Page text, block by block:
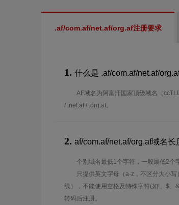
.af/com.af/net.af/org.af注册要求
1. 什么是 .af/com.af/net.af/
AF域名为阿富汗国家顶级域名（
/ .net.af / .org.af。
2. af/com.af/net.af/org.af域名
个别域名最低1个字符，一般最低2个
只提供英文字母（a-z，不区分大小
线），不能使用空格及特殊字符(如!、$、
转码后注册。